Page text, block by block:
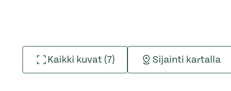
Kaikki kuvat (7) Sijainti kartalla